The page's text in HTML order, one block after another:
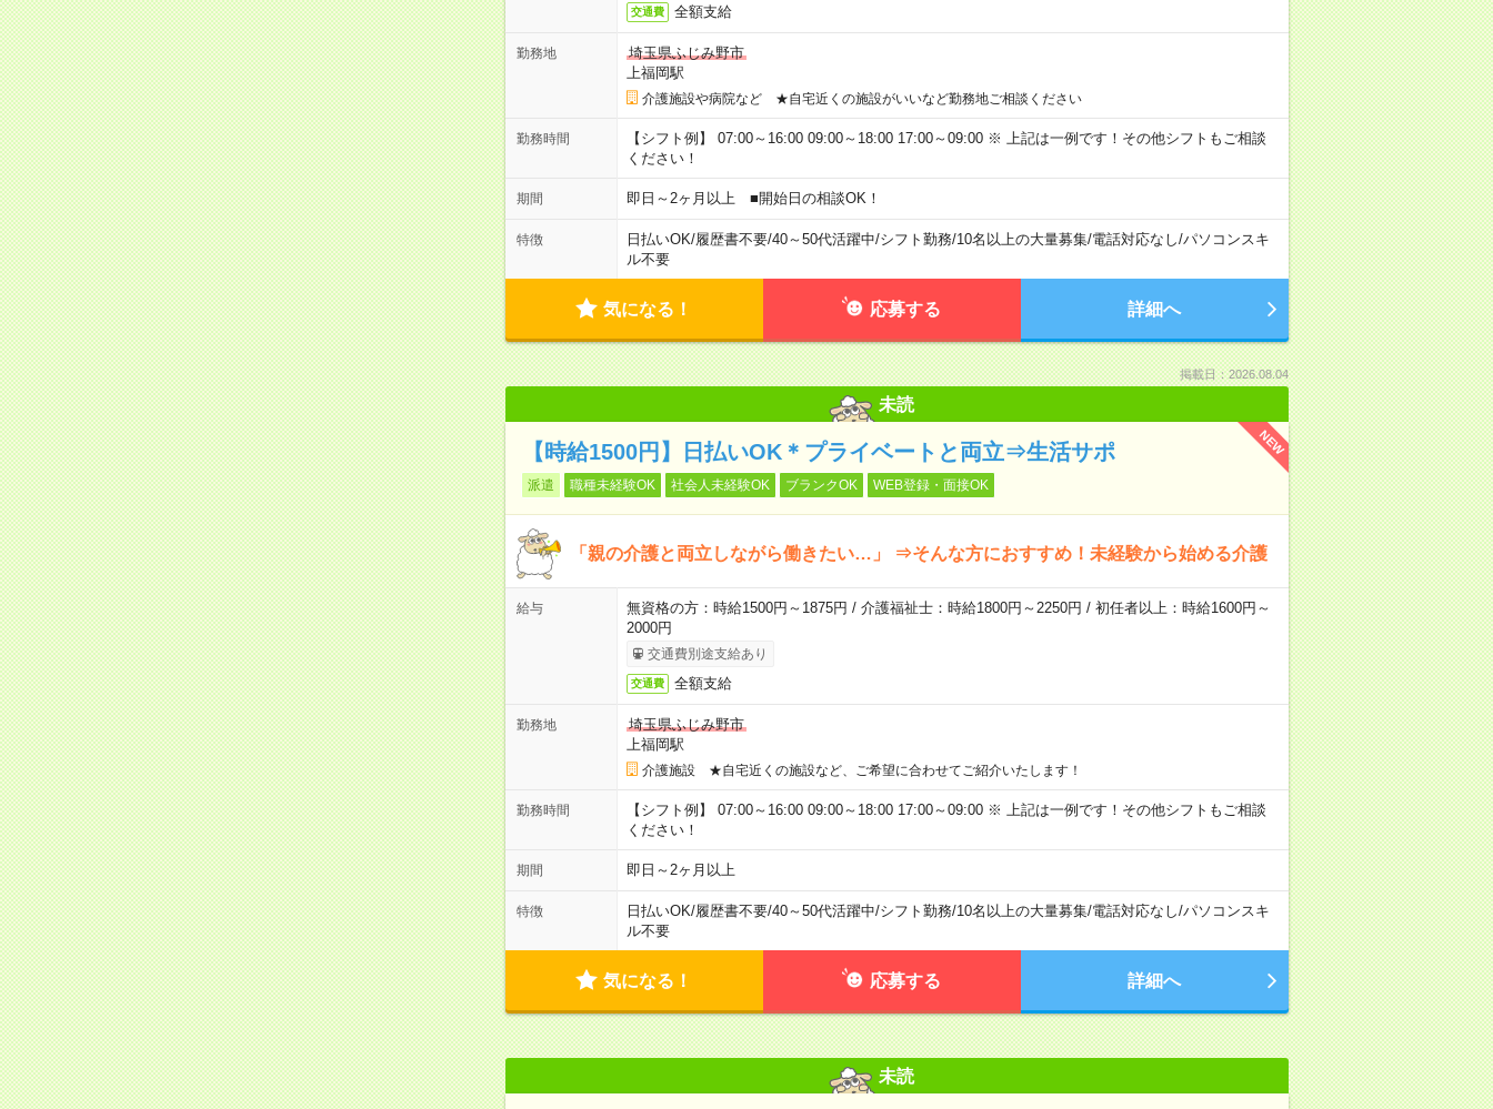
交通費 全額支給
勤務地
埼玉県ふじみ野市
上福岡駅
介護施設や病院など ★自宅近くの施設がいいなど勤務地ご相談ください
勤務時間
【シフト例】 07:00～16:00 09:00～18:00 17:00～09:00 ※ 上記は一例です！その他シフトもご相談
ください！
期間 即日～2ヶ月以上 ■開始日の相談OK！
特徴 日払いOK/履歴書不要/40～50代活躍中/シフト勤務/10名以上の大量募集/電話対応なし/パソコンスキ
ル不要
気になる！ 応募する 詳細へ
掲載日：2026.08.04
未読
NEW
【時給1500円】日払いOK＊プライベートと両立⇒生活サポ
派遣 職種未経験OK 社会人未経験OK ブランクOK WEB登録・面接OK
「親の介護と両立しながら働きたい…」 ⇒そんな方におすすめ！未経験から始める介護
給与
無資格の方：時給1500円～1875円 / 介護福祉士：時給1800円～2250円 / 初任者以上：時給1600円～
2000円
交通費別途支給あり
交通費 全額支給
勤務地
埼玉県ふじみ野市
上福岡駅
介護施設 ★自宅近くの施設など、ご希望に合わせてご紹介いたします！
勤務時間
【シフト例】 07:00～16:00 09:00～18:00 17:00～09:00 ※ 上記は一例です！その他シフトもご相談
ください！
期間 即日～2ヶ月以上
特徴 日払いOK/履歴書不要/40～50代活躍中/シフト勤務/10名以上の大量募集/電話対応なし/パソコンスキ
ル不要
気になる！ 応募する 詳細へ
未読